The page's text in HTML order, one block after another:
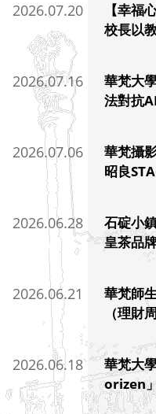
2026.07.20
【幸福
校長以
2026.07.16
華梵大
法對抗
2026.07.06
華梵攝
昭良
館（自
2026.06.28
石碇小
皇茶品
2026.06.21
華梵師
（理財
2026.06.18
華梵大
orizen
報）